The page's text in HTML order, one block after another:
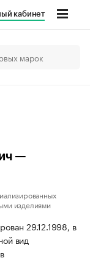
кабинет
—
изделиями
29.12.1998, в
вид